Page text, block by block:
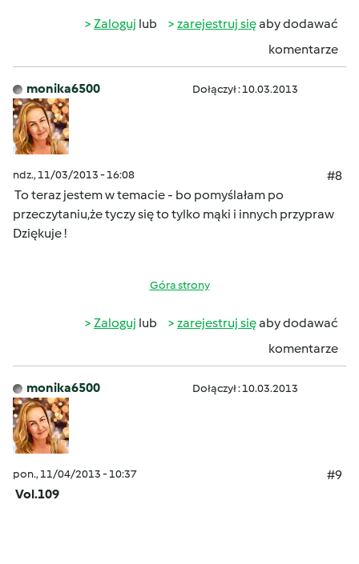
Zaloguj lub zarejestruj sięaby dodawać
komentarze
monika6500 Dołączył : 10.03.2013
ndz., 11/03/2013 - 16:08
#8
To teraz jestem w temacie - bo pomyślałam po
przeczytaniu,że tyczy się to tylko mąki i innych przypraw
Dziękuje !
Góra strony
Zaloguj lub zarejestruj sięaby dodawać
komentarze
monika6500 Dołączył : 10.03.2013
pon., 11/04/2013 - 10:37
#9
Vol.109